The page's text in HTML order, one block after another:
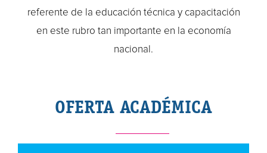
referente de la educación técnica y capacitación
en este rubro tan importante en la economía
nacional.
OFERTA ACADÉMICA